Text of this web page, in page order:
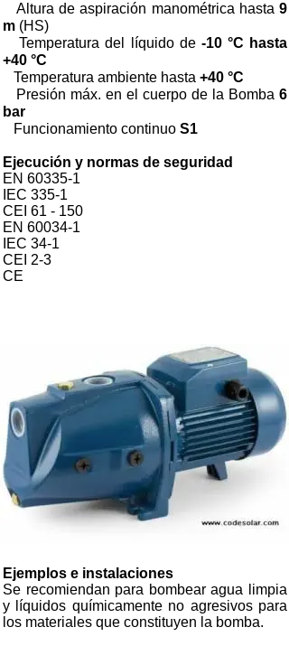
Ejemplos e instalaciones
Se recomiendan para bombear agua limpia
y líquidos químicamente no agresivos para
los materiales que constituyen la bomba.
Altura de aspiración manométrica hasta 9
m (HS)
Temperatura del líquido de-10 °C hasta
+40 °C
Temperatura ambiente hasta +40 °C
Presión máx. en el cuerpo de la Bomba 6
bar
Funcionamiento continuo S1
Ejecución y normas de seguridad
EN 60335-1
IEC 335-1
CEI 61 - 150
EN 60034-1
IEC 34-1
CEI 2-3
CE